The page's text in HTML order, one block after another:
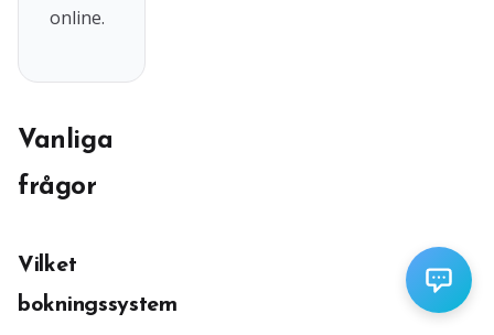
online.
Vanliga
frågor
Vilket
bokningssystem